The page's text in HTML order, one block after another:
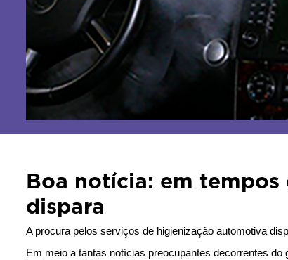
Boa notícia: em
dispara
A procura pelos serviços de higienização automotiva
Em meio a tantas notícias preocupantes decorrentes